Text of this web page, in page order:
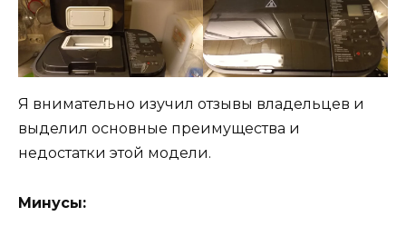
Я внимательно изучил отзывы владельцев и
выделил основные преимущества и
недостатки этой модели.
Минусы: